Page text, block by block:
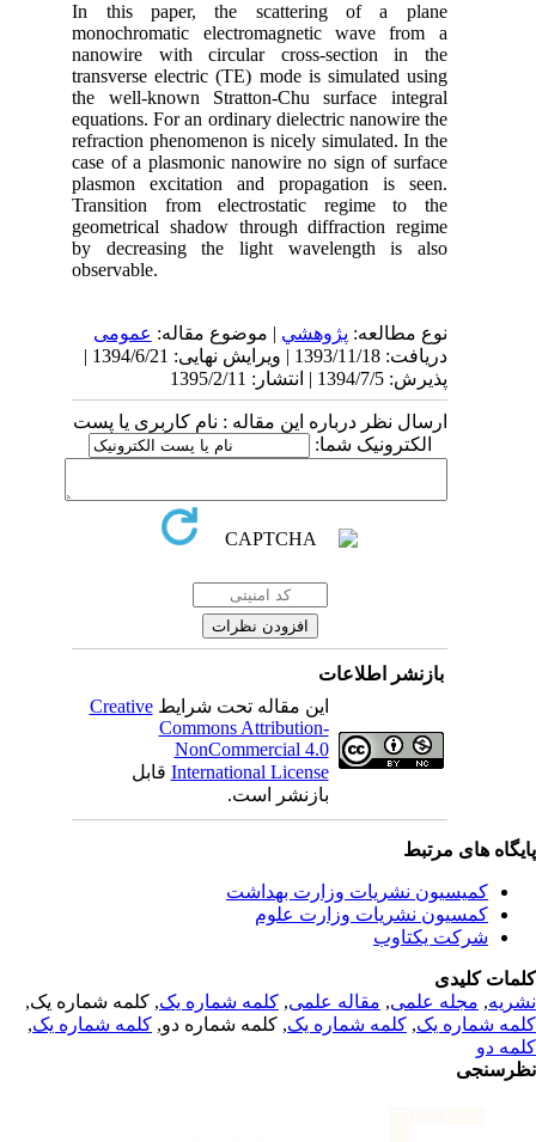
In this paper, the scattering of a plane
monochromatic electromagnetic wave from a
nanowire with circular cross-section in the
transverse electric (TE) mode is simulated using
the well-known Stratton-Chu surface integral
equations. For an ordinary dielectric nanowire the
refraction phenomenon is nicely simulated. In the
case of a plasmonic nanowire no sign of surface
plasmon excitation and propagation is seen.
Transition from electrostatic regime to the
geometrical shadow through diffraction regime
by decreasing the light wavelength is also
observable.
نوع مطالعه:پژوهشي| موضوع مقاله:عمومى
دریافت: 1393/11/18 | ویرایش نهایی: 1394/6/21 |
پذیرش: 1394/7/5 | انتشار: 1395/2/11
ارسال نظر درباره این مقاله : نام کاربری یا پست
الکترونیک شما:
بازنشر اطلاعات
این مقاله تحت شرایطCreative
Commons Attribution-
NonCommercial 4.0
International Licenseقابل
بازنشر است.
های مرتبط
کمیسیون نشریات وزارت بهداشت
کمسیون نشریات وزارت علوم
شرکت یکتاوب
کلیدی
,مجله علمی, مقاله علمی, کلمه شماره یک, کلمه شماره یک,
شماره یک,کلمه شماره یک, کلمه شماره دو,کلمه شماره یک,
دو